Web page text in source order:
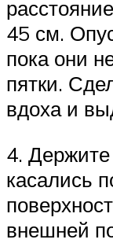
45 см.
пока они
пятки.
вдоха и
4.
касались
внешней